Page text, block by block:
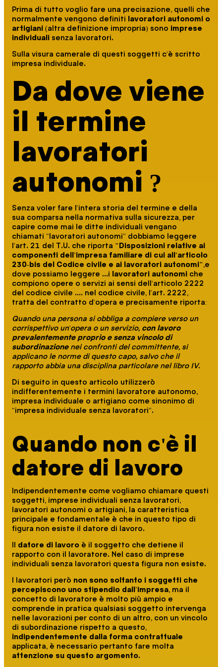
Prima di tutto voglio fare una precisazione, quelli che
normalmente vengono definiti lavoratori autonomi o
artigiani (altra definizione impropria) sono imprese
individuali senza lavoratori.
Sulla visura camerale di questi soggetti c'è scritto
impresa individuale.
Da dove viene
il termine
lavoratori
autonomi ?
Senza voler fare l'intera storia del termine e della
sua comparsa nella normativa sulla sicurezza, per
capire come mai le ditte individuali vengano
chiamati "lavoratori autonomi" dobbiamo leggere
l'art. 21 del T.U. che riporta "Disposizioni relative ai
componenti dell'impresa familiare di cui all'articolo
230-bis del Codice civile e ai lavoratori autonomi",e
dove possiamo leggere ...i lavoratori autonomi che
compiono opere o servizi ai sensi dell'articolo 2222
del codice civile .... nel codice civile, l'art. 2222,
tratta del contratto d'opera e precisamente riporta:
Quando una persona si obbliga a compiere verso un
corrispettivo un'opera o un servizio, con lavoro
prevalentemente proprio e senza vincolo di
subordinazione nei confronti del committente, si
applicano le norme di questo capo, salvo che il
rapporto abbia una disciplina particolare nel libro IV.
Di seguito in questo articolo utilizzerò
indifferentemente i termini lavoratore autonomo,
impresa individuale o artigiano come sinonimo di
"impresa individuale senza lavoratori".
Quando non c'è il
datore di lavoro
Indipendentemente come vogliamo chiamare questi
soggetti, imprese individuali senza lavoratori,
lavoratori autonomi o artigiani, la caratteristica
principale e fondamentale è che in questo tipo di
figura non esiste il datore di lavoro.
Il datore di lavoro è il soggetto che detiene il
rapporto con il lavoratore. Nel caso di imprese
individuali senza lavoratori questa figura non esiste.
I lavoratori però non sono soltanto i soggetti che
percepiscono uno stipendio dall'impresa, ma il
concetto di lavoratore è molto più ampio e
comprende in pratica qualsiasi soggetto intervenga
nelle lavorazioni per conto di un altro, con un vincolo
di subordinazione rispetto a questo,
indipendentemente dalla forma contrattuale
applicata, è necessario pertanto fare molta
attenzione su questo argomento.